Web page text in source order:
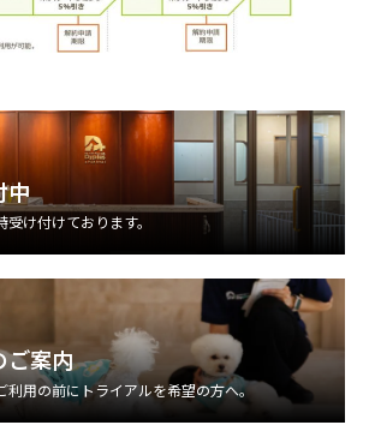
中
け付けております。
ご案内
利用の前にトライアルを希望の方へ。